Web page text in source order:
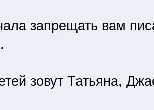
запрещать вам
зовут Татьяна,